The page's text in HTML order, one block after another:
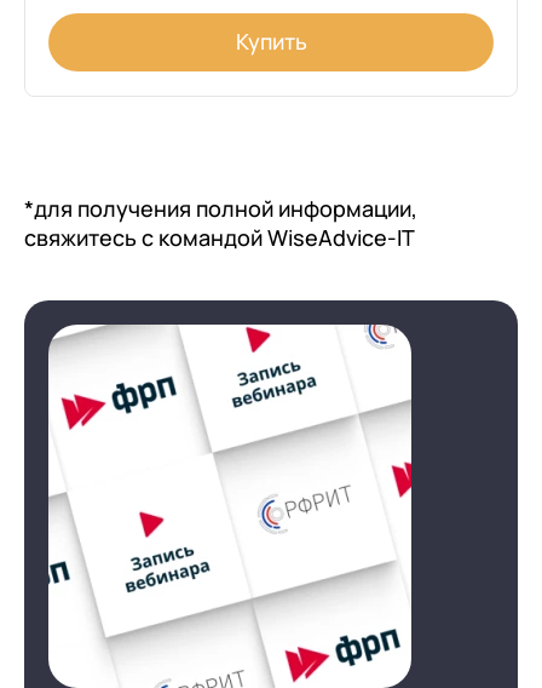
Купить
*для получения полной информации,
свяжитесь с командой WiseAdvice-IT